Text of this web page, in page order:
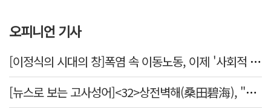
오피니언 기사
[이정식의 시대의 창]폭염 속 이동노동, 이제 '사회적 위험 관리'로 전환할 때
[뉴스로 보는 고사성어]<32>상전벽해(桑田碧海), "뽕나무밭이 푸른 바다가 되었다."